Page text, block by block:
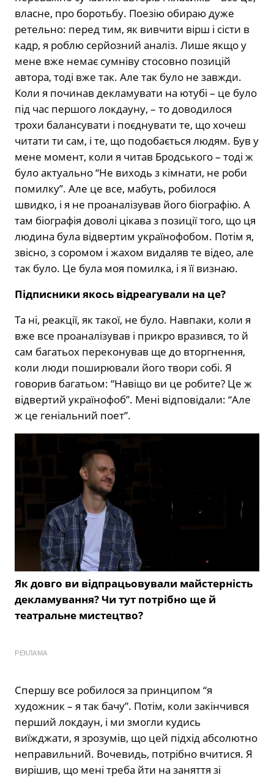
власне, про боротьбу. Поезію обираю дуже
ретельно: перед тим, як вивчити вірш і сісти в
кадр, я роблю серйозний аналіз. Лише якщо у
мене вже немає сумніву стосовно позицій
автора, тоді вже так. Але так було не завжди.
Коли я починав декламувати на ютубі – це було
під час першого локдауну, – то доводилося
трохи балансувати і поєднувати те, що хочеш
читати ти сам, і те, що подобається людям. Був у
мене момент, коли я читав Бродського – тоді ж
було актуально “Не виходь з кімнати, не роби
помилку”. Але це все, мабуть, робилося
швидко, і я не проаналізував його біографію. А
там біографія доволі цікава з позиції того, що ця
людина була відвертим українофобом. Потім я,
звісно, з соромом і жахом видаляв те відео, але
так було. Це була моя помилка, і я її визнаю.
Підписники якось відреагували на це?
Та ні, реакції, як такої, не було. Навпаки, коли я
вже все проаналізував і прикро вразився, то й
сам багатьох переконував ще до вторгнення,
коли люди поширювали його твори собі. Я
говорив багатьом: “Навіщо ви це робите? Це ж
відвертий українофоб”. Мені відповідали: “Але
ж це геніальний поет”.
Як довго ви відпрацьовували майстерність
декламування? Чи тут потрібно ще й
театральне мистецтво?
РЕКЛАМА
Спершу все робилося за принципом “я
художник – я так бачу”. Потім, коли закінчився
перший локдаун, і ми змогли кудись
виїжджати, я зрозумів, що цей підхід абсолютно
неправильний. Вочевидь, потрібно вчитися. Я
вирішив, що мені треба йти на заняття зі